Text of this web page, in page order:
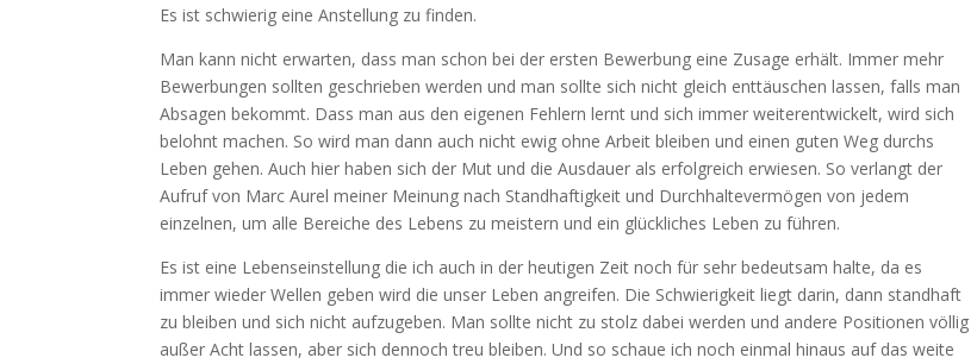
Es ist schwierig eine Anstellung zu finden.
Man kann nicht erwarten, dass man schon bei der ersten Bewerbung eine Zusage erhält. Immer mehr
Bewerbungen sollten geschrieben werden und man sollte sich nicht gleich enttäuschen lassen, falls man
Absagen bekommt. Dass man aus den eigenen Fehlern lernt und sich immer weiterentwickelt, wird sich
belohnt machen. So wird man dann auch nicht ewig ohne Arbeit bleiben und einen guten Weg durchs
Leben gehen. Auch hier haben sich der Mut und die Ausdauer als erfolgreich erwiesen. So verlangt der
Aufruf von Marc Aurel meiner Meinung nach Standhaftigkeit und Durchhaltevermögen von jedem
einzelnen, um alle Bereiche des Lebens zu meistern und ein glückliches Leben zu führen.
Es ist eine Lebenseinstellung die ich auch in der heutigen Zeit noch für sehr bedeutsam halte, da es
immer wieder Wellen geben wird die unser Leben angreifen. Die Schwierigkeit liegt darin, dann standhaft
zu bleiben und sich nicht aufzugeben. Man sollte nicht zu stolz dabei werden und andere Positionen völlig
außer Acht lassen, aber sich dennoch treu bleiben. Und so schaue ich noch einmal hinaus auf das weite